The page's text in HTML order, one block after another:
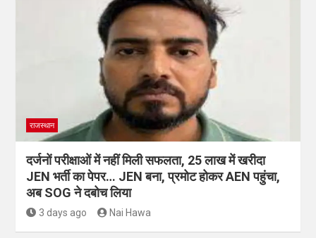
राजस्थान
दर्जनों परीक्षाओं में नहीं मिली सफलता, 25 लाख में खरीदा
JEN भर्ती का पेपर… JEN बना, प्रमोट होकर AEN पहुंचा,
अब SOG ने दबोच लिया
3 days ago Nai Hawa